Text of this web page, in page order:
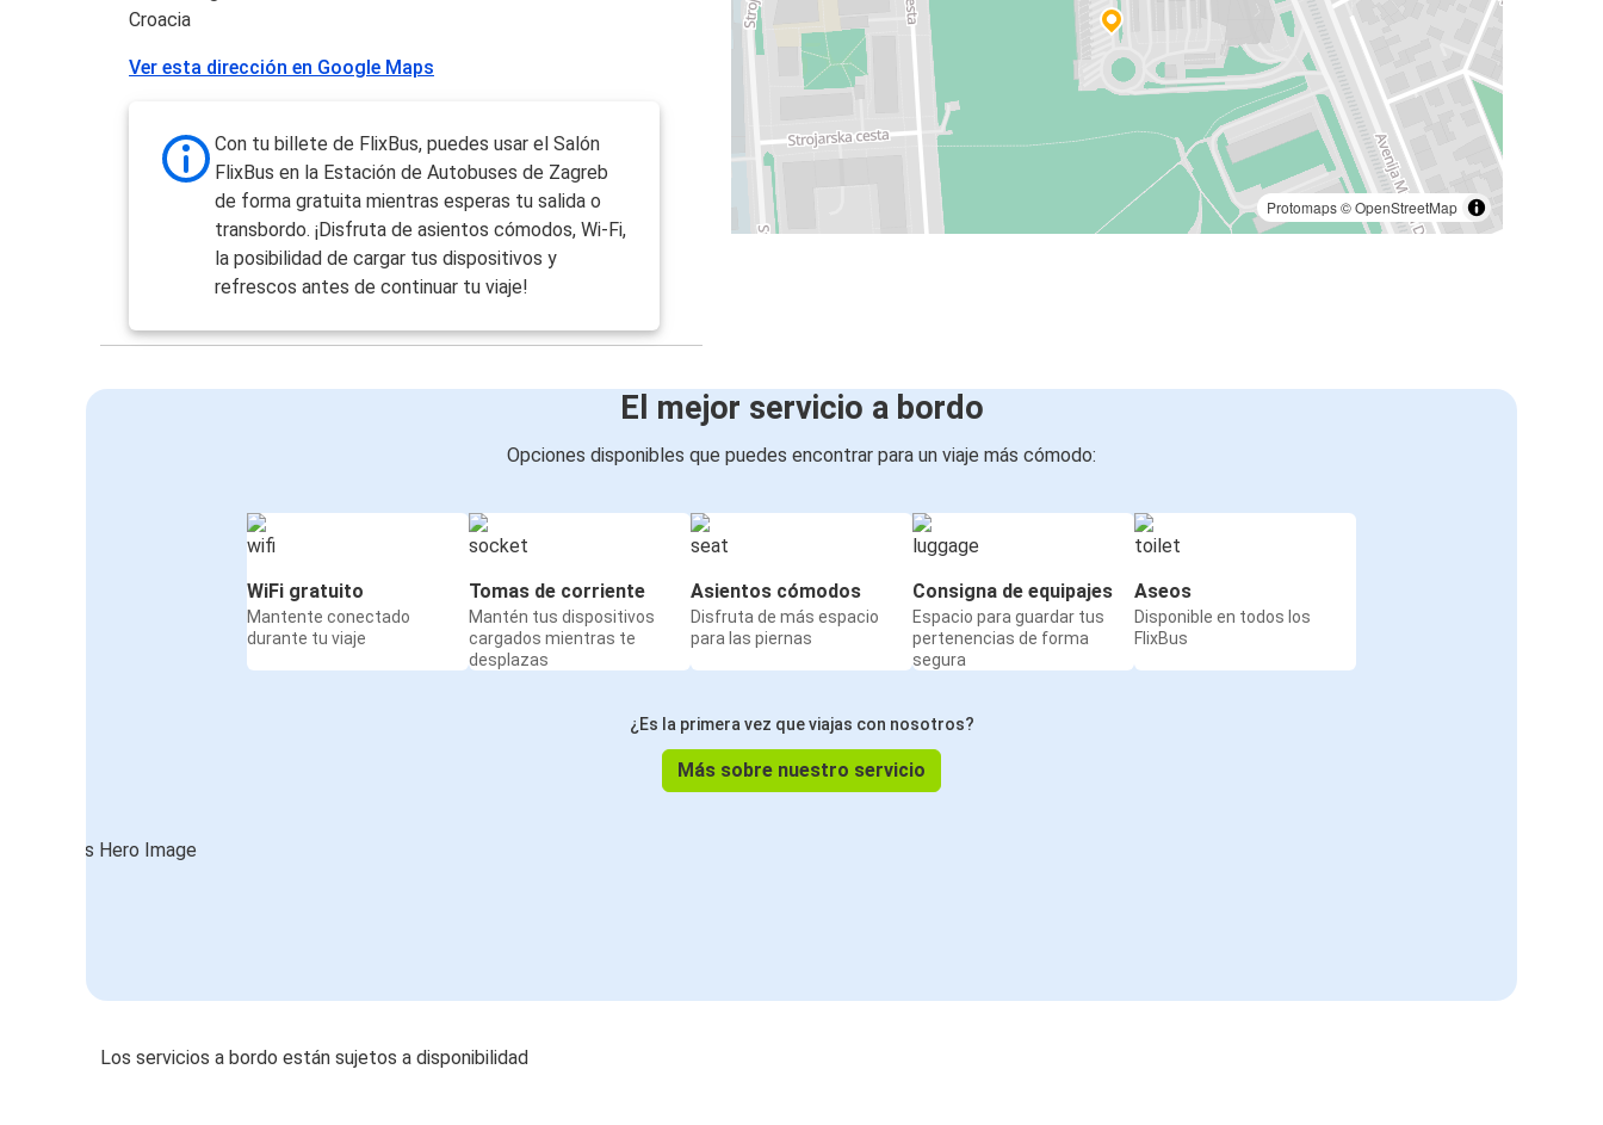
Protomaps©OpenStreetMap
Croacia
Ver esta dirección en Google Maps
Con tu billete de FlixBus, puedes usar el Salón
FlixBus en la Estación de Autobuses de Zagreb
de forma gratuita mientras esperas tu salida o
transbordo. ¡Disfruta de asientos cómodos, Wi-Fi,
la posibilidad de cargar tus dispositivos y
refrescos antes de continuar tu viaje!
El mejor servicio a bordo
Opciones disponibles que puedes encontrar para un viaje más cómodo:
WiFi gratuito
Mantente conectado
durante tu viaje
Tomas de corriente
Mantén tus dispositivos
cargados mientras te
desplazas
Asientos cómodos
Disfruta de más espacio
para las piernas
Consigna de equipajes
Espacio para guardar tus
pertenencias de forma
segura
Aseos
Disponible en todos los
FlixBus
¿Es la primera vez que viajas con nosotros?
Más sobre nuestro servicio
Los servicios a bordo están sujetos a disponibilidad